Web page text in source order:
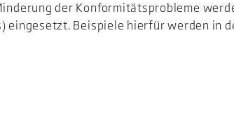
der Konformitätsprobleme
eingesetzt. Beispiele hierfür werden in